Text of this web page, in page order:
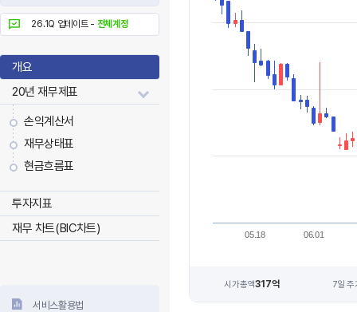
26.1Q 업데이트 - 전체계정
개요
20년 재무제표
손익계산서
재무상태표
현금흐름표
투자지표
재무 차트(BIC차트)
서비스활용법
05.18 06.01
시가총액317억 7일 주